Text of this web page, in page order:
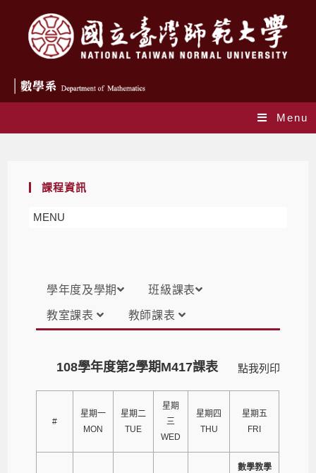
Menu
課程資訊
MENU
學年度及學期 班級課表
教室課表 教師課表
點我列印
108學年度第2學期M417課表
#
星期一
MON
星期二
TUE
星期
三
WED
星期四
THU
星期五
FRI
數學教學